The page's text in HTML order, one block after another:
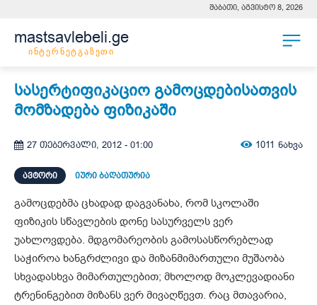
შაბათი, აგვისტო 8, 2026
mastsavlebeli.ge
ინტერნეტგაზეთი
სასერტიფიკაციო გამოცდებისათვის
მომზადება ფიზიკაში
27 თებერვალი, 2012 - 01:00 1011 ნახვა
ᲐᲕᲢᲝᲠᲘ იური ბაღათურია
გამოცდებმა ცხადად დაგვანახა, რომ სკოლაში
ფიზიკის სწავლების დონე სასურველს ვერ
უახლოვდება. მდგომარეობის გამოსასწორებლად
საჭიროა ხანგრძლივი და მიზანმიმართული მუშაობა
სხვადასხვა მიმართულებით; მხოლოდ მოკლევადიანი
ტრენინგებით მიზანს ვერ მივაღწევთ. რაც მთავარია,